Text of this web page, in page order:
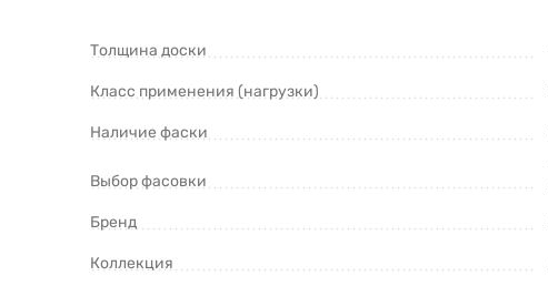
Толщина доски
Класс применения (нагрузки)
Наличие фаски
Выбор фасовки
Бренд
Коллекция